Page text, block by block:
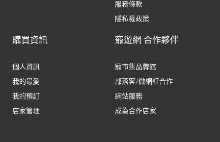
服務條款
隱私權政策
購買資訊
個人資訊
我的最愛
我的預訂
店家管理
寵遊網 合作夥伴
寵市集品牌館
部落客/微網紅合作
網站服務
成為合作店家